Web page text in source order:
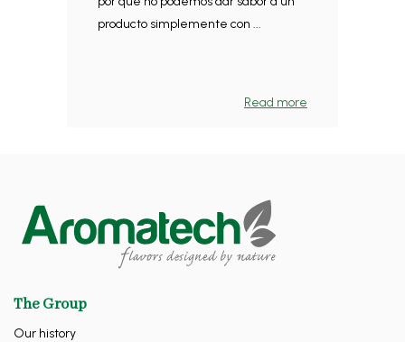
producto simplemente con ...
Read more
The Group
Our history